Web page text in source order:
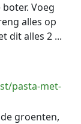
Voeg
alles op
dit alles 2 ...
pasta-met-
groenten,